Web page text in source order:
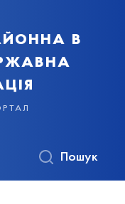
в
Пошук